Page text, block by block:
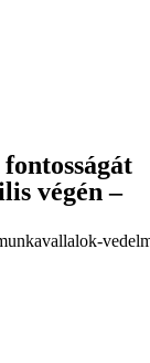
végén –